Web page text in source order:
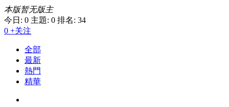
本版暂无版主
今日: 0 主題: 0 排名: 34
0 +关注
全部
最新
熱門
精華